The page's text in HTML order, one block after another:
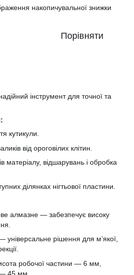
накопичувальної знижки
Порівняти
інструмент для точної та
кутикули.
від ороговілих клітин.
матеріалу, відшарувань і обробка
ділянках нігтьової пластини.
алмазне — забезпечує високу
універсальне рішення для м’якої,
робочої частини — 6 мм,
45 мм.